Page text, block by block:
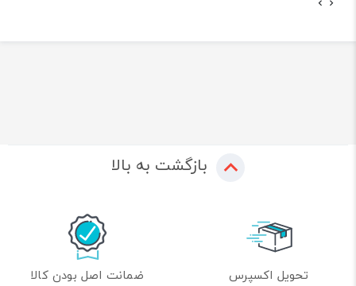
بازگشت به بالا
تحویل اکسپرس ضمانت اصل بودن کالا